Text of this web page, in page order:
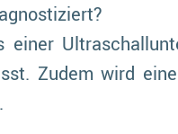
einer
Zudem wird